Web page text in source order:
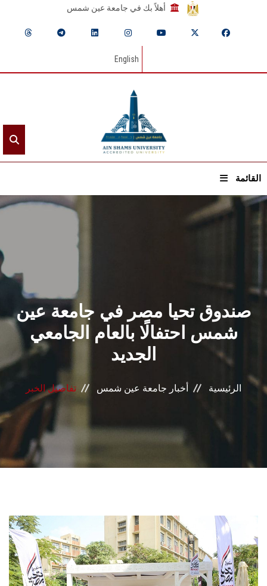
أهلاً بك في جامعة عين شمس
English
القائمة
الرئيسيـة
القطاعـات
الشئون الأكاديمية
البحث العلمي
المراكز والوحدات
الأنظمة الذكية
الطلاب
هيئة التدريس
صندوق تحيا مصر في جامعة عين
شمس احتفالًا بالعام الجامعي
الجديد
الرئيسية أخبار جامعة عين شمس تفاصيل الخبر